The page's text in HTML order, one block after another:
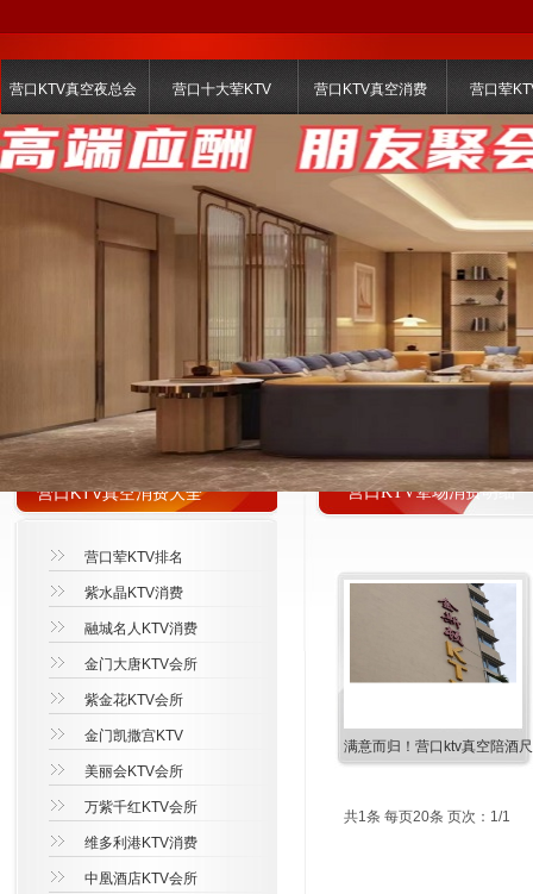
营口KTV真空夜总会 营口十大荤KTV 营口KTV真空消费 营口荤
营口KTV荤场消费明细
满意而归！营口ktv真空陪酒
共1条 每页20条 页次：1/1
营口KTV真空消费大全
营口荤KTV排名
紫水晶KTV消费
融城名人KTV消费
金门大唐KTV会所
紫金花KTV会所
金门凯撒宫KTV
美丽会KTV会所
万紫千红KTV会所
维多利港KTV消费
中凰酒店KTV会所